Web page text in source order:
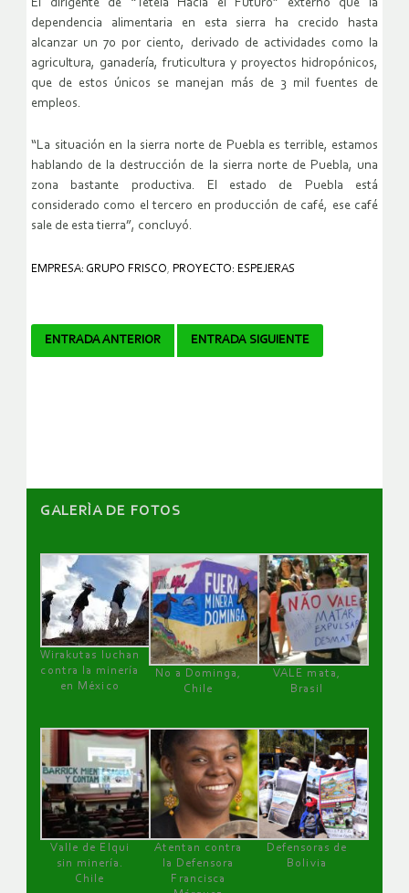
El dirigente de “Tetela Hacia el Futuro” externó que la
dependencia alimentaria en esta sierra ha crecido hasta
alcanzar un 70 por ciento, derivado de actividades como la
agricultura, ganadería, fruticultura y proyectos hidropónicos,
que de estos únicos se manejan más de 3 mil fuentes de
empleos.
“La situación en la sierra norte de Puebla es terrible, estamos
hablando de la destrucción de la sierra norte de Puebla, una
zona bastante productiva. El estado de Puebla está
considerado como el tercero en producción de café, ese café
sale de esta tierra”, concluyó.
EMPRESA: GRUPO FRISCO, PROYECTO: ESPEJERAS
Navegador
ENTRADA ANTERIOR ENTRADA SIGUIENTE
GALERÌA DE FOTOS
Wirakutas luchan
contra la minería
en México
No a Dominga,
Chile
VALE mata,
Brasil
Valle de Elqui
sin minería.
Chile
Atentan contra
la Defensora
Francisca
Defensoras de
Bolivia